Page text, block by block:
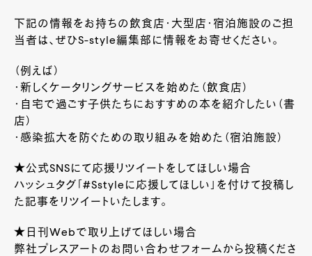
下記の情報をお持ちの飲食店・大型店・宿泊施設のご担
当者は、ぜひS-style編集部に情報をお寄せください。
（例えば）
・新しくケータリングサービスを始めた（飲食店）
・自宅で過ごす子供たちにおすすめの本を紹介したい（書
店）
・感染拡大を防ぐための取り組みを始めた（宿泊施設）
★公式SNSにて応援リツイートをしてほしい場合
ハッシュタグ「#Sstyleに応援してほしい」を付けて投稿し
た記事をリツイートいたします。
★日刊Webで取り上げてほしい場合
弊社プレスアートのお問い合わせフォームから投稿くださ